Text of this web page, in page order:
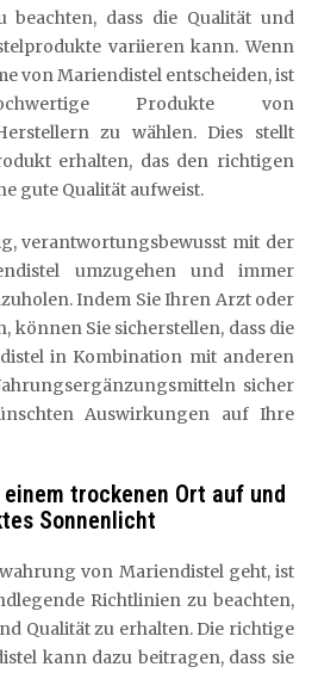
beachten, dass die Qualität und
variieren kann. Wenn
von Mariendistel entscheiden, ist
Produkte von
zu wählen. Dies stellt
erhalten, das den richtigen
gute Qualität aufweist.
verantwortungsbewusst mit der
umzugehen und immer
Indem Sie Ihren Arzt oder
können Sie sicherstellen, dass die
in Kombination mit anderen
sicher
Auswirkungen auf Ihre
einem trockenen Ort auf und
Sonnenlicht
von Mariendistel geht, ist
Richtlinien zu beachten,
Qualität zu erhalten. Die richtige
kann dazu beitragen, dass sie